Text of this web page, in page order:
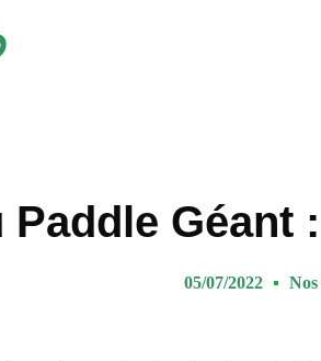
Paddle Géant
05/07/2022